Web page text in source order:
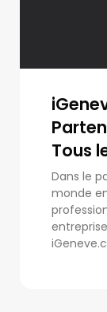
Tous
Dans le
monde